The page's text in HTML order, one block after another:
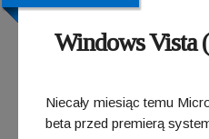
Windows Vista
Niecały miesiąc temu
beta przed premierą